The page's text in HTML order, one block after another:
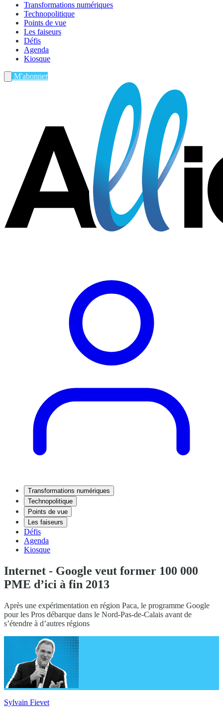
Transformations numériques
Technopolitique
Points de vue
Les faiseurs
Défis
Agenda
Kiosque
M'abonner
Transformations numériques
Technopolitique
Points de vue
Les faiseurs
Défis
Agenda
Kiosque
Internet - Google veut former 100 000
PME d’ici à fin 2013
Après une expérimentation en région Paca, le programme Google
pour les Pros débarque dans le Nord-Pas-de-Calais avant de
s’étendre à d’autres régions
Sylvain Fievet